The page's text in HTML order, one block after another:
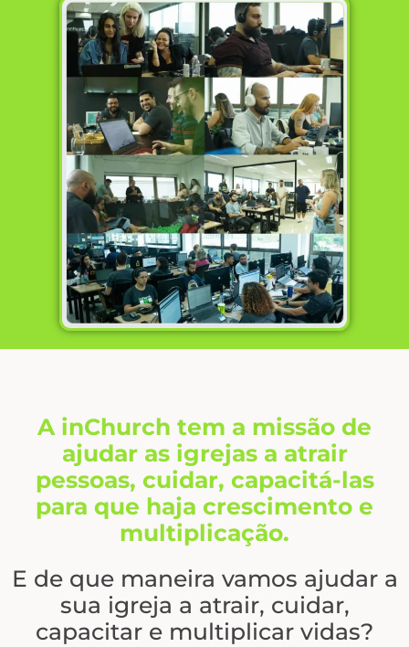
A inChurch tem a missão de
ajudar as igrejas a atrair
pessoas, cuidar, capacitá-las
para que haja crescimento e
multiplicação.
E de que maneira vamos ajudar a
sua igreja a atrair, cuidar,
capacitar e multiplicar vidas?